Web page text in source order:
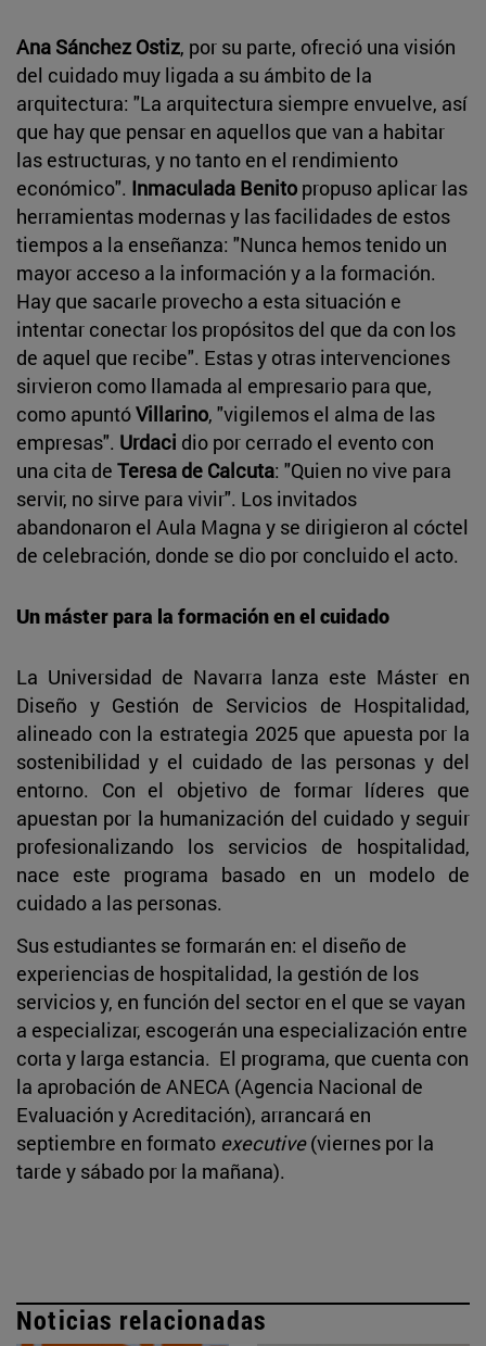
Ana Sánchez Ostiz, por su parte, ofreció una visión
del cuidado muy ligada a su ámbito de la
arquitectura: "La arquitectura siempre envuelve, así
que hay que pensar en aquellos que van a habitar
las estructuras, y no tanto en el rendimiento
económico". Inmaculada Benito propuso aplicar las
herramientas modernas y las facilidades de estos
tiempos a la enseñanza: "Nunca hemos tenido un
mayor acceso a la información y a la formación.
Hay que sacarle provecho a esta situación e
intentar conectar los propósitos del que da con los
de aquel que recibe". Estas y otras intervenciones
sirvieron como llamada al empresario para que,
como apuntóVillarino, "vigilemos el alma de las
empresas". Urdaci dio por cerrado el evento con
una cita de Teresa de Calcuta: "Quien no vive para
servir, no sirve para vivir". Los invitados
abandonaron el Aula Magna y se dirigieron al cóctel
de celebración, donde se dio por concluido el acto.
Un máster para la formación en el cuidado
La Universidad de Navarra lanza este Máster en
Diseño y Gestión de Servicios de Hospitalidad,
alineado con la estrategia 2025 que apuesta por la
sostenibilidad y el cuidado de las personas y del
entorno. Con el objetivo de formar líderes que
apuestan por la humanización del cuidado y seguir
profesionalizando los servicios de hospitalidad,
nace este programa basado en un modelo de
cuidado a las personas.
Sus estudiantes se formarán en: el diseño de
experiencias de hospitalidad, la gestión de los
servicios y, en función del sector en el que se vayan
a especializar, escogerán una especialización entre
corta y larga estancia. El programa, que cuenta con
la aprobación de ANECA (Agencia Nacional de
Evaluación y Acreditación), arrancará en
septiembre en formato executive(viernes por la
tarde y sábado por la mañana).
Noticias relacionadas